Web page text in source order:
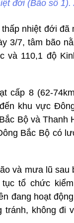
đới (Bão số
nhiệt đới đã
3/7, tâm bão
và 110,1 độ
cấp 8 (62-
khu vực
Bộ và Thanh
Bắc Bộ có
và mưa lũ sau
tổ chức
đang hoạt
không đi